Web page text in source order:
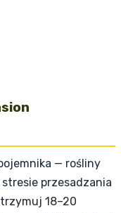
— rośliny
przesadzania
18–20